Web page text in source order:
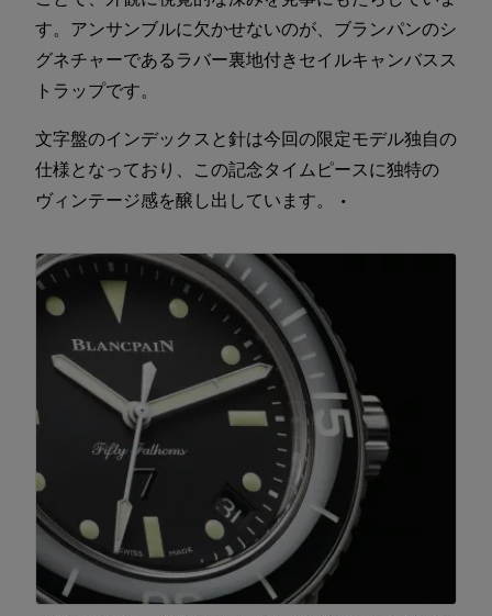
す。アンサンブルに欠かせないのが、ブランパンのシ
グネチャーであるラバー裏地付きセイルキャンバスス
トラップです。
文字盤のインデックスと針は今回の限定モデル独自の
仕様となっており、この記念タイムピースに独特の
ヴィンテージ感を醸し出しています。 •